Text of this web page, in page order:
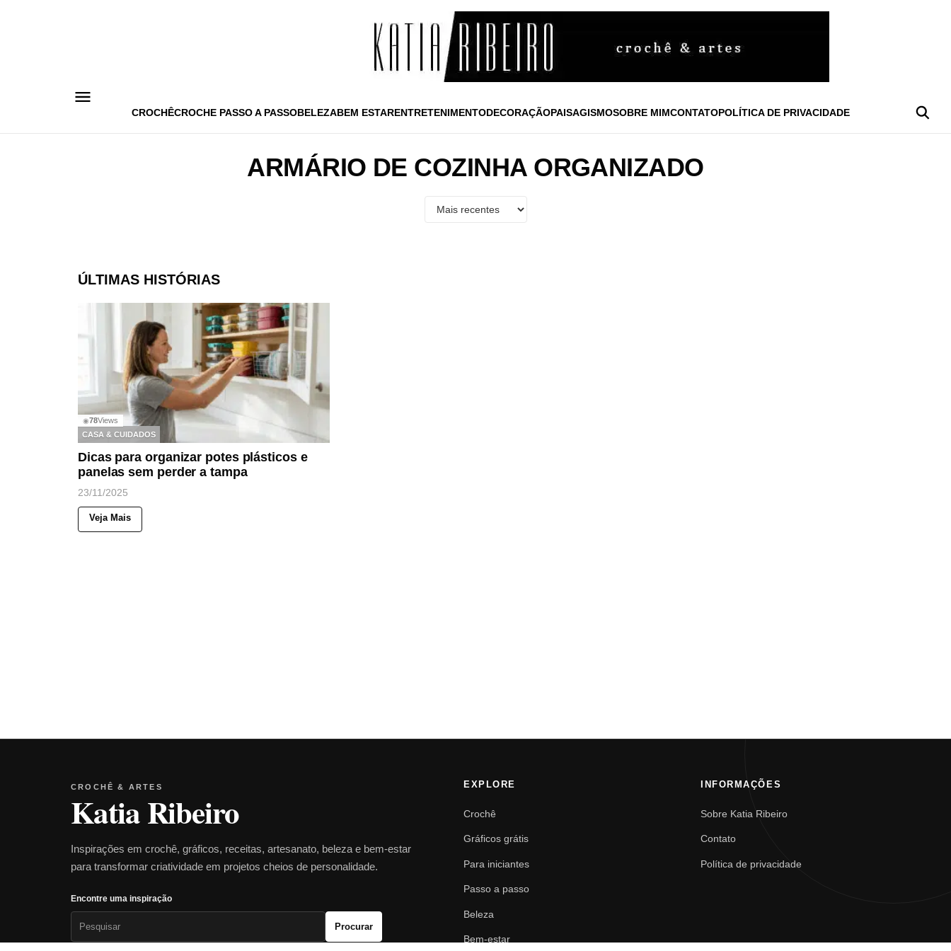
CROCHÊCROCHE PASSO A PASSOBELEZABEM ESTARENTRETENIMENTODECORAÇÃOPAISAGISMOSOBRE MIMCONTATOPOLÍTICA DE PRIVACIDADE
ARMÁRIO DE COZINHA ORGANIZADO
ÚLTIMAS HISTÓRIAS
◉78Views
CASA & CUIDADOS
Dicas para organizar potes plásticos e
panelas sem perder a tampa
23/11/2025
Veja Mais
CROCHÊ & ARTES
Katia Ribeiro
Inspirações em crochê, gráficos, receitas, artesanato, beleza e bem-estar
para transformar criatividade em projetos cheios de personalidade.
Encontre uma inspiração
Procurar
EXPLORE
Crochê
Gráficos grátis
Para iniciantes
Passo a passo
Beleza
Bem-estar
INFORMAÇÕES
Sobre Katia Ribeiro
Contato
Política de privacidade